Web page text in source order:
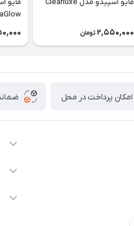
مایو اسپیدو مدل Clearluxe
2,550,000 تومان
مایو
امکان پرداخت در محل